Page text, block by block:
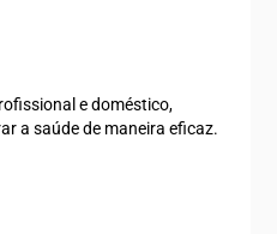
e doméstico,
a saúde de maneira eficaz.